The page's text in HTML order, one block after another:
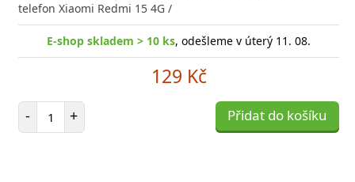
telefon Xiaomi Redmi 15 4G /
E-shop skladem > 10 ks, odešleme v úterý 11. 08.
129 Kč
- Počet položek
+ Přidat do košíku